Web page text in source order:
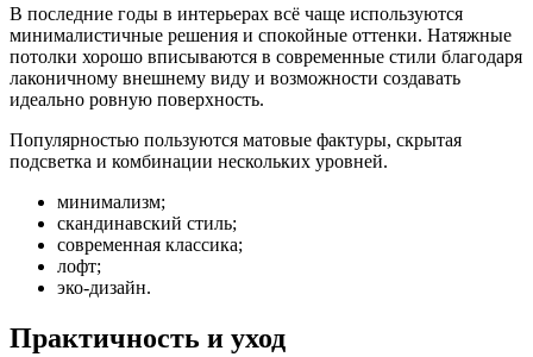
В последние годы в интерьерах всё чаще используются
минималистичные решения и спокойные оттенки. Натяжные
потолки хорошо вписываются в современные стили благодаря
лаконичному внешнему виду и возможности создавать
идеально ровную поверхность.
Популярностью пользуются матовые фактуры, скрытая
подсветка и комбинации нескольких уровней.
минимализм;
скандинавский стиль;
современная классика;
лофт;
эко-дизайн.
Практичность и уход